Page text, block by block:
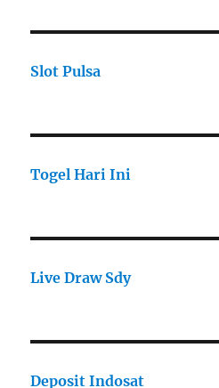
Slot Pulsa
Togel Hari Ini
Live Draw Sdy
Deposit Indosat